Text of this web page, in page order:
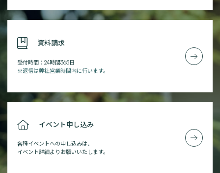
資料請求
受付時間：24時間365日
※返信は弊社営業時間内に行います。
イベント申し込み
各種イベントへの申し込みは、
イベント詳細よりお願いいたします。